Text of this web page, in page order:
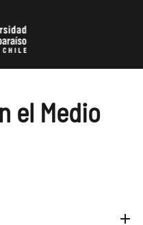
el Medio